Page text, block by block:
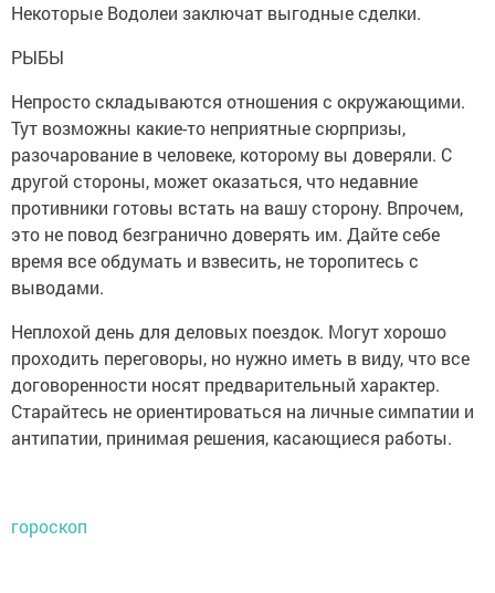
Некоторые Водолеи заключат выгодные сделки.
РЫБЫ
Непросто складываются отношения с окружающими.
Тут возможны какие-то неприятные сюрпризы,
разочарование в человеке, которому вы доверяли. С
другой стороны, может оказаться, что недавние
противники готовы встать на вашу сторону. Впрочем,
это не повод безгранично доверять им. Дайте себе
время все обдумать и взвесить, не торопитесь с
выводами.
Неплохой день для деловых поездок. Могут хорошо
проходить переговоры, но нужно иметь в виду, что все
договоренности носят предварительный характер.
Старайтесь не ориентироваться на личные симпатии и
антипатии, принимая решения, касающиеся работы.
гороскоп